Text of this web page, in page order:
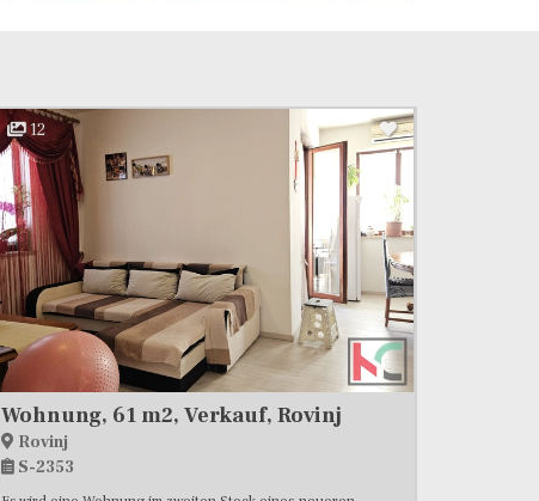
12
Wohnung, 61 m2, Verkauf, Rovinj
Rovinj
S-2353